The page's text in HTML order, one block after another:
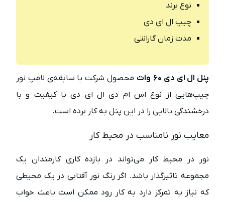
نوع برند
چیپ ال ای دی
مدت زمان گارانتی
پنل ال ای دی ۶۰ وات
محصول شرکت با سابقه‌ی لامپ نور
چیپ‌هایی از نوع اس ام دی ال ای دی با کیفیت و با
درخشندگی بالایی را در این پنل به کار برده است.
معایب نور نامناسب در محیط کار
نور در محیط کار می‌تواند در بازده کاری کارمندان یک
مجموعه تاثیرگذار باشد. اگر رنگ نور آفتابی در یک محیطی
که نیاز به تمرکز دارد به کار رود ممکن است باعث خواب